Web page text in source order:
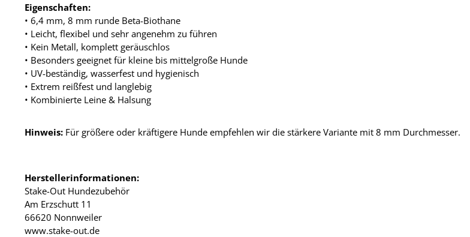
Eigenschaften:
• 6,4 mm, 8 mm runde Beta-Biothane
• Leicht, flexibel und sehr angenehm zu führen
• Kein Metall, komplett geräuschlos
• Besonders geeignet für kleine bis mittelgroße Hunde
• UV-beständig, wasserfest und hygienisch
• Extrem reißfest und langlebig
• Kombinierte Leine & Halsung
Hinweis: Für größere oder kräftigere Hunde empfehlen wir die stärkere Variante mit 8 mm Durchmesser.
Herstellerinformationen:
Stake-Out Hundezubehör
Am Erzschutt 11
66620 Nonnweiler
www.stake-out.de